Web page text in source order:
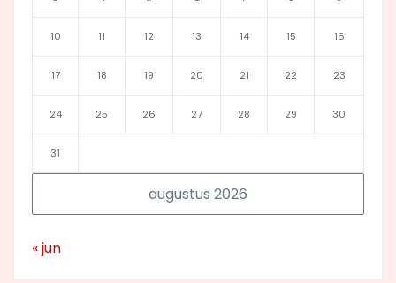
augustus 2026
10 11 12 13 14 15 16
17 18 19 20 21 22 23
24 25 26 27 28 29 30
31
« jun